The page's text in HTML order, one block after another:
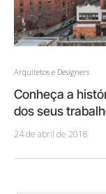
Arquitetos e Designers
Conheça a
dos seus
24 de abril de 2018